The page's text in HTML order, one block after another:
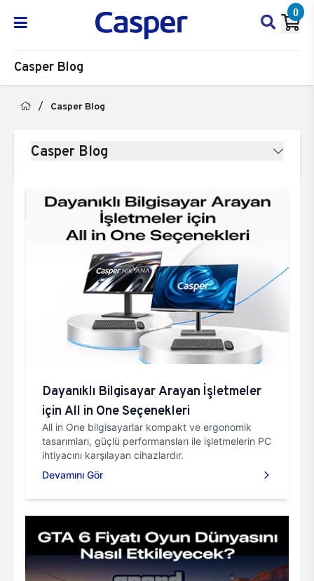
0
Casper Blog
Casper Blog
Casper Blog
Dayanıklı Bilgisayar Arayan İşletmeler
için All in One Seçenekleri
All in One bilgisayarlar kompakt ve ergonomik
tasarımları, güçlü performansları ile işletmelerin PC
ihtiyacını karşılayan cihazlardır.
Devamını Gör